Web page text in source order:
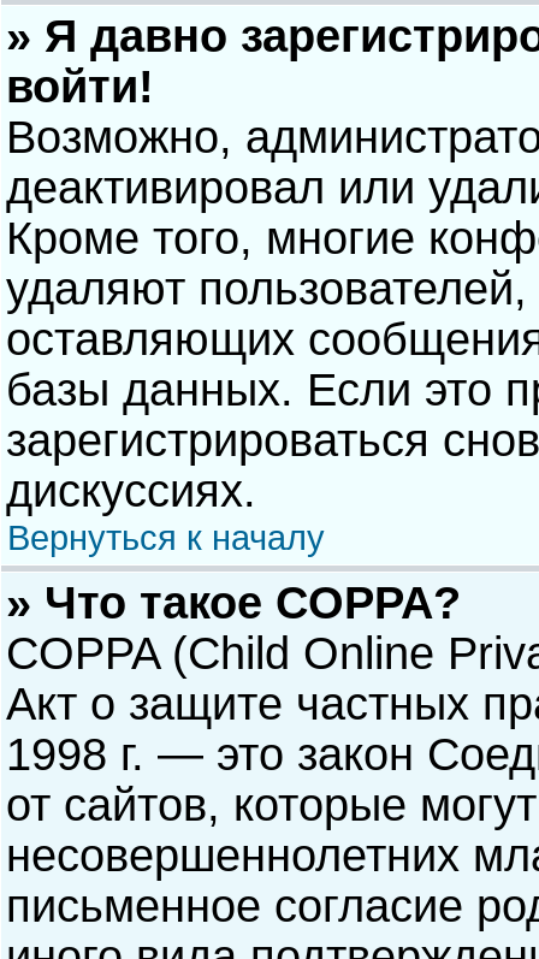
» Я давно
войти!
Возможно,
деактивировал или
Кроме того, многие
удаляют
оставляющих
базы данных. Если это
зарегистрироваться
дискуссиях.
Вернуться к началу
» Что такое COPPA?
COPPA (Child Online
Акт о защите частных
1998 г. — это закон
от сайтов, которые
несовершеннолетних
письменное согласие